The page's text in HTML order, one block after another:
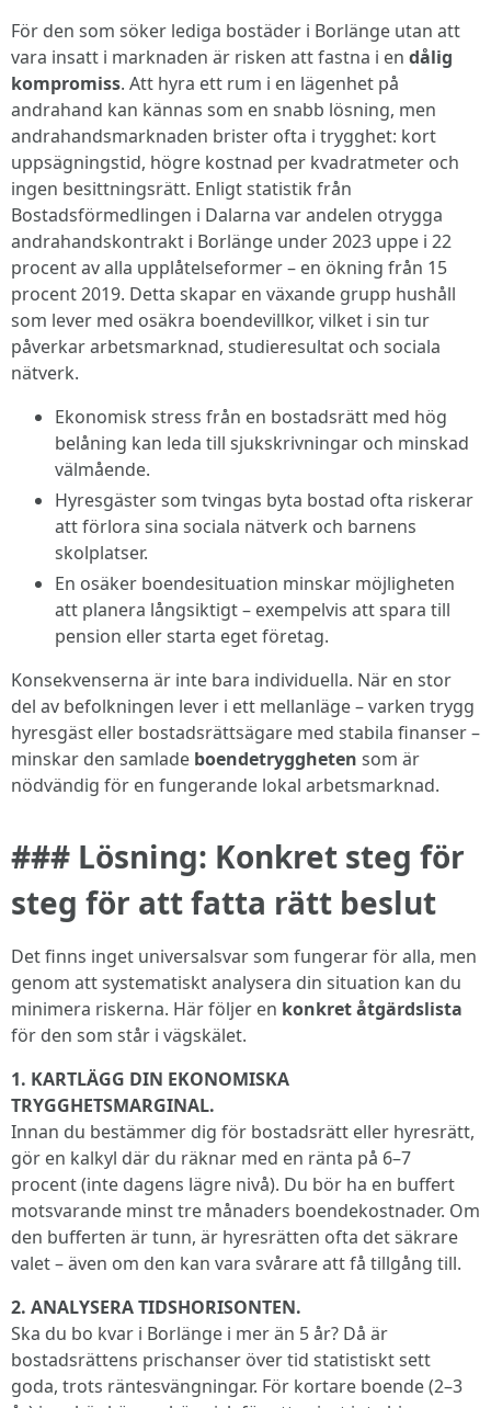
För den som söker lediga bostäder i Borlänge utan att
vara insatt i marknaden är risken att fastna i en dålig
kompromiss. Att hyra ett rum i en lägenhet på
andrahand kan kännas som en snabb lösning, men
andrahandsmarknaden brister ofta i trygghet: kort
uppsägningstid, högre kostnad per kvadratmeter och
ingen besittningsrätt. Enligt statistik från
Bostadsförmedlingen i Dalarna var andelen otrygga
andrahandskontrakt i Borlänge under 2023 uppe i 22
procent av alla upplåtelseformer – en ökning från 15
procent 2019. Detta skapar en växande grupp hushåll
som lever med osäkra boendevillkor, vilket i sin tur
påverkar arbetsmarknad, studieresultat och sociala
nätverk.
Ekonomisk stress från en bostadsrätt med hög
belåning kan leda till sjukskrivningar och minskad
välmående.
Hyresgäster som tvingas byta bostad ofta riskerar
att förlora sina sociala nätverk och barnens
skolplatser.
En osäker boendesituation minskar möjligheten
att planera långsiktigt – exempelvis att spara till
pension eller starta eget företag.
Konsekvenserna är inte bara individuella. När en stor
del av befolkningen lever i ett mellanläge – varken trygg
hyresgäst eller bostadsrättsägare med stabila finanser –
minskar den samlade boendetryggheten som är
nödvändig för en fungerande lokal arbetsmarknad.
### Lösning: Konkret steg för
steg för att fatta rätt beslut
Det finns inget universalsvar som fungerar för alla, men
genom att systematiskt analysera din situation kan du
minimera riskerna. Här följer en konkret åtgärdslista
för den som står i vägskälet.
1. KARTLÄGG DIN EKONOMISKA
TRYGGHETSMARGINAL.
Innan du bestämmer dig för bostadsrätt eller hyresrätt,
gör en kalkyl där du räknar med en ränta på 6–7
procent (inte dagens lägre nivå). Du bör ha en buffert
motsvarande minst tre månaders boendekostnader. Om
den bufferten är tunn, är hyresrätten ofta det säkrare
valet – även om den kan vara svårare att få tillgång till.
2. ANALYSERA TIDSHORISONTEN.
Ska du bo kvar i Borlänge i mer än 5 år? Då är
bostadsrättens prischanser över tid statistiskt sett
goda, trots räntesvängningar. För kortare boende (2–3